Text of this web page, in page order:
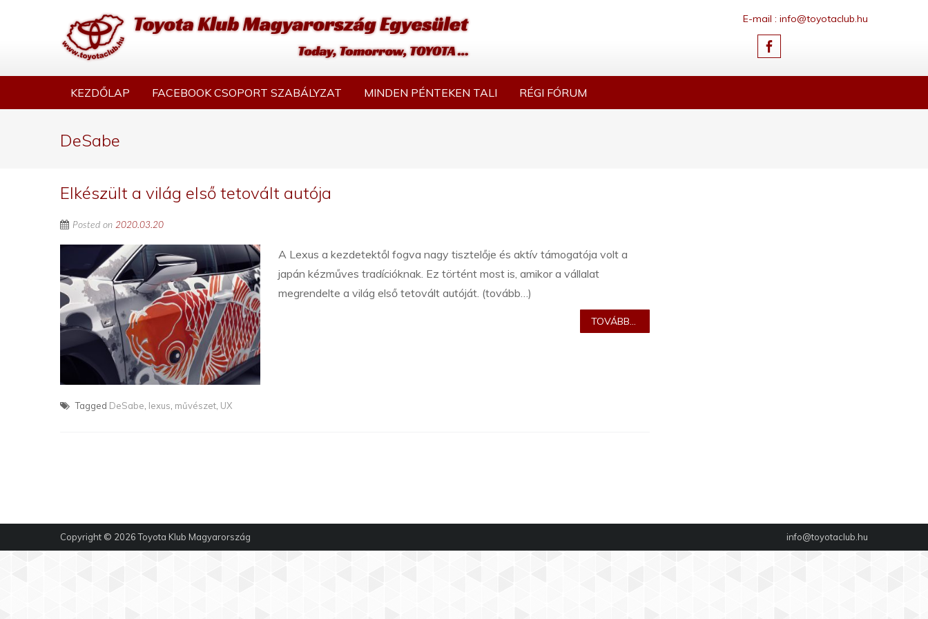
E-mail : info@toyotaclub.hu
KEZDŐLAP FACEBOOK CSOPORT SZABÁLYZAT MINDEN PÉNTEKEN TALI RÉGI FÓRUM
DeSabe
Elkészült a világ első tetovált autója
Posted on 2020.03.20
A Lexus a kezdetektől fogva nagy tisztelője és aktív támogatója volt a
japán kézműves tradícióknak. Ez történt most is, amikor a vállalat
megrendelte a világ első tetovált autóját. (tovább…)
TOVÁBB...
Tagged DeSabe, lexus, művészet, UX
info@toyotaclub.hu
Copyright © 2026Toyota Klub Magyarország